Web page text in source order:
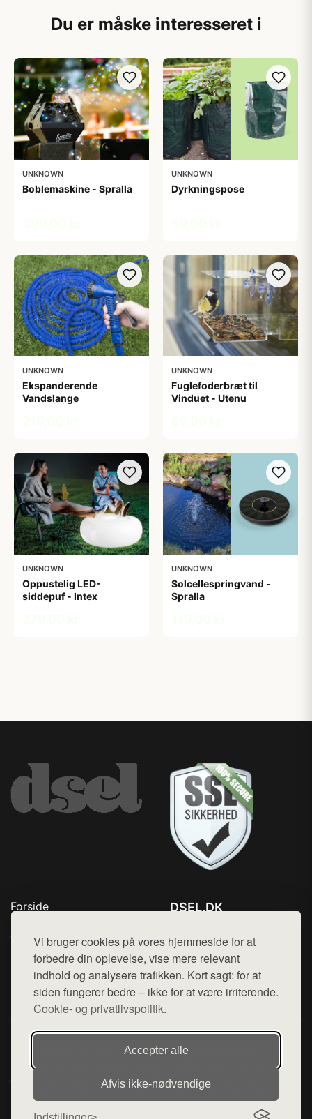
Vi bruger cookies på vores hjemmeside for at
forbedre din oplevelse, vise mere relevant
indhold og analysere trafikken. Kort sagt: for at
siden fungerer bedre – ikke for at være irriterende.
Cookie- og privatlivspolitik.
Accepter alle
Afvis ikke‑nødvendige
Du er måske interesseret i
UNKNOWN
Boblemaskine - Spralla
UNKNOWN
Dyrkningspose
UNKNOWN
Ekspanderende
Vandslange
UNKNOWN
Fuglefoderbræt til
Vinduet - Utenu
UNKNOWN
Oppustelig LED-
siddepuf - Intex
UNKNOWN
Solcellespringvand -
Spralla
Forside
Top Rabatter
Blog
Kontakt
DSEL.DK
Mail: hej@want.dk
Cookie- og privatlivspolitik
Denne side er en del af want.dk, der udgiver en række
hjemmesider med præsentation af forskellige produkter fra
diverse webshops. Der sælges ikke varer fra denne side - vi
varerne på lager.